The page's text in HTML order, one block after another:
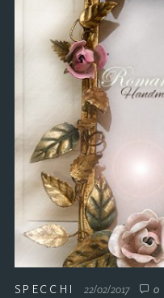
SPECCHI 22/02/2017 0